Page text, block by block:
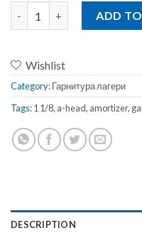
ADD
Wishlist
Category:Гарнитура лагери
Tags:1 1/8, a-head, amortizer,
DESCRIPTION